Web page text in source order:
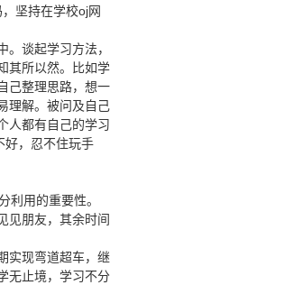
坚持在学校oj网
谈起学习方法，
其所以然。比如学
己整理思路，想一
理解。被问及自己
人都有自己的学习
好，忍不住玩手
利用的重要性。
见朋友，其余时间
实现弯道超车，继
无止境，学习不分